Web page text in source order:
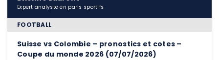
Expert analyste en paris sportifs
FOOTBALL
Suisse vs Colombie – pronostics et cotes –
Coupe du monde 2026 (07/07/2026)